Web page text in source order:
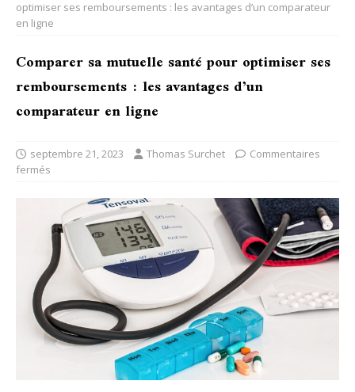
optimiser ses remboursements : les avantages d’un comparateur
en ligne
Comparer sa mutuelle santé pour optimiser ses
remboursements : les avantages d’un
comparateur en ligne
septembre 21, 2023 Thomas Surchet
Commentaires
fermés